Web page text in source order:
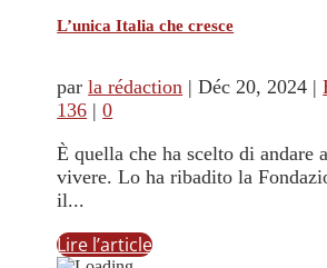
L’unica Italia che cresce
parla rédaction |Déc 20, 2024 |
136 |0
È quella che ha scelto di andare
vivere. Lo ha ribadito la
il...
Lire l’article